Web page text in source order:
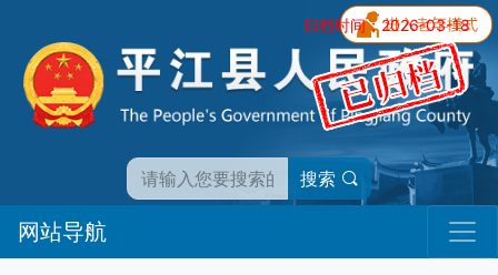
归档时间：2026-03-18
搜索
网站导航